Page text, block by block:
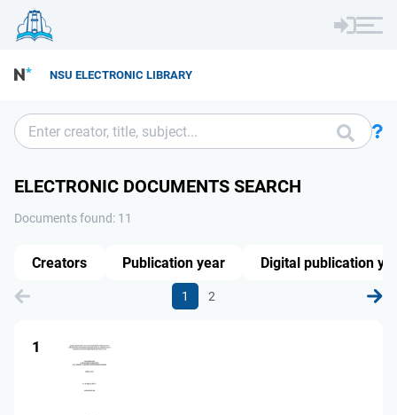
NSU ELECTRONIC LIBRARY
ELECTRONIC DOCUMENTS SEARCH
Documents found: 11
1 2
1
Creators Publication year Digital publication